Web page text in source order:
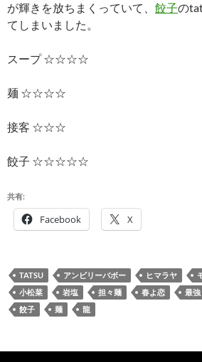
が輝きを放ちまくっていて、 餃子の
てしまいました。
スープ ☆☆☆☆
麺 ☆☆☆☆
接客 ☆☆☆
餃子 ☆☆☆☆☆
共有:
Facebook X
TATSU アンビリーバボー ヒマラヤ
小松菜
岩塩 担々麺 春よ恋 最強
餃子
麺 龍